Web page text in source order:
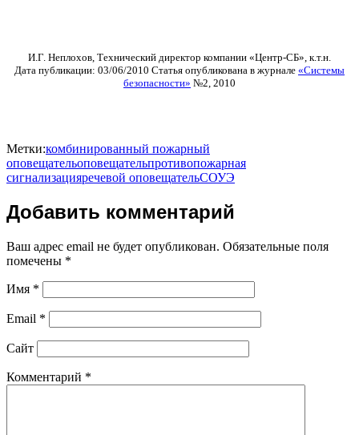
И.Г. Неплохов, Технический директор компании «Центр-СБ», к.т.н.
Дата публикации: 03/06/2010 Статья опубликована в журнале «Системы
безопасности» №2, 2010
Метки:комбинированный пожарный
оповещательоповещательпротивопожарная
сигнализацияречевой оповещательСОУЭ
Добавить комментарий
Ваш адрес email не будет опубликован. Обязательные поля
помечены *
Имя *
Email *
Сайт
Комментарий *